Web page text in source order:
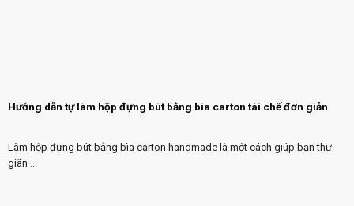
Hướng dẫn tự làm hộp đựng bút bằng bìa carton tái chế đơn giản
Làm hộp đựng bút bằng bìa carton handmade là một cách giúp bạn thư
giãn ...